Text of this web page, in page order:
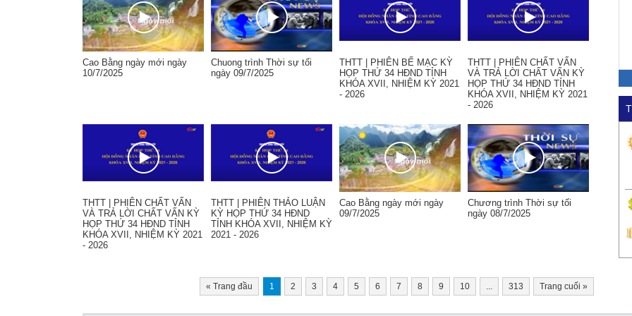
Cao Bằng ngày mới ngày
10/7/2025
Chuong trình Thời sự tối
ngày 09/7/2025
THTT | PHIÊN BẾ MẠC KỲ
HỌP THỨ 34 HĐND TỈNH
KHÓA XVII, NHIỆM KỲ 2021
- 2026
THTT | PHIÊN CHẤT VẤN
VÀ TRẢ LỜI CHẤT VẤN KỲ
HỌP THỨ 34 HĐND TỈNH
KHÓA XVII, NHIỆM KỲ 2021
- 2026
THTT | PHIÊN CHẤT VẤN
VÀ TRẢ LỜI CHẤT VẤN KỲ
HỌP THỨ 34 HĐND TỈNH
KHÓA XVII, NHIỆM KỲ 2021
- 2026
THTT | PHIÊN THẢO LUẬN
KỲ HỌP THỨ 34 HĐND
TỈNH KHÓA XVII, NHIỆM KỲ
2021 - 2026
Cao Bằng ngày mới ngày
09/7/2025
Chương trình Thời sự tối
ngày 08/7/2025
« Trang đầu 1 2 3 4 5 6 7 8 9 10 ... 313 Trang cuối »